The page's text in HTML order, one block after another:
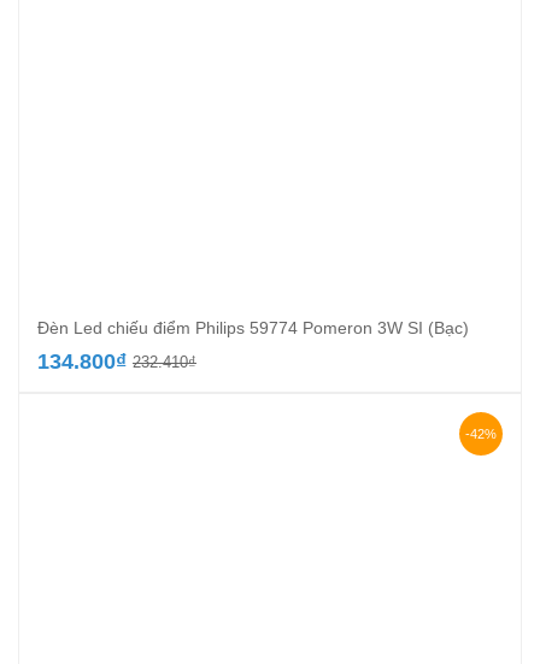
Đèn Led chiếu điểm Philips 59774 Pomeron 3W SI (Bạc)
232.410₫Giá
134.800₫
Giá
-42%